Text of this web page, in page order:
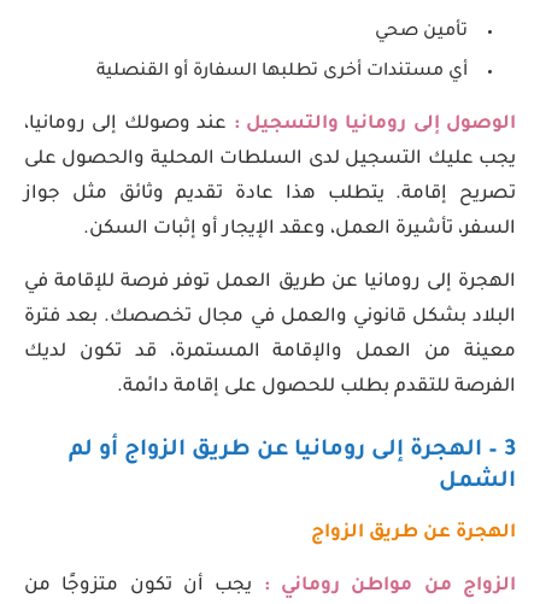
تأمين صحي
أي مستندات أخرى تطلبها السفارة أو القنصلية
الوصول إلى رومانيا والتسجيل : عند وصولك إلى رومانيا،
يجب عليك التسجيل لدى السلطات المحلية والحصول على
تصريح إقامة. يتطلب هذا عادة تقديم وثائق مثل جواز
السفر، تأشيرة العمل، وعقد الإيجار أو إثبات السكن.
الهجرة إلى رومانيا عن طريق العمل توفر فرصة للإقامة في
البلاد بشكل قانوني والعمل في مجال تخصصك. بعد فترة
معينة من العمل والإقامة المستمرة، قد تكون لديك
الفرصة للتقدم بطلب للحصول على إقامة دائمة.
3 – الهجرة إلى رومانيا عن طريق الزواج
أو لم
الشمل
الهجرة عن طريق الزواج
الزواج من مواطن روماني : يجب أن تكون متزوجًا من